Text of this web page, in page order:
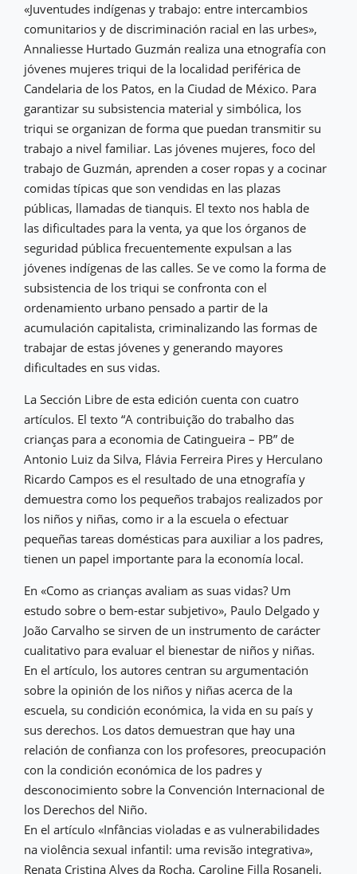
«Juventudes indígenas y trabajo: entre intercambios
comunitarios y de discriminación racial en las urbes»,
Annaliesse Hurtado Guzmán realiza una etnografía con
jóvenes mujeres triqui de la localidad periférica de
Candelaria de los Patos, en la Ciudad de México. Para
garantizar su subsistencia material y simbólica, los
triqui se organizan de forma que puedan transmitir su
trabajo a nivel familiar. Las jóvenes mujeres, foco del
trabajo de Guzmán, aprenden a coser ropas y a cocinar
comidas típicas que son vendidas en las plazas
públicas, llamadas de tianquis. El texto nos habla de
las dificultades para la venta, ya que los órganos de
seguridad pública frecuentemente expulsan a las
jóvenes indígenas de las calles. Se ve como la forma de
subsistencia de los triqui se confronta con el
ordenamiento urbano pensado a partir de la
acumulación capitalista, criminalizando las formas de
trabajar de estas jóvenes y generando mayores
dificultades en sus vidas.
La Sección Libre de esta edición cuenta con cuatro
artículos. El texto “A contribuição do trabalho das
crianças para a economia de Catingueira – PB” de
Antonio Luiz da Silva, Flávia Ferreira Pires y Herculano
Ricardo Campos es el resultado de una etnografía y
demuestra como los pequeños trabajos realizados por
los niños y niñas, como ir a la escuela o efectuar
pequeñas tareas domésticas para auxiliar a los padres,
tienen un papel importante para la economía local.
En «Como as crianças avaliam as suas vidas? Um
estudo sobre o bem-estar subjetivo», Paulo Delgado y
João Carvalho se sirven de un instrumento de carácter
cualitativo para evaluar el bienestar de niños y niñas.
En el artículo, los autores centran su argumentación
sobre la opinión de los niños y niñas acerca de la
escuela, su condición económica, la vida en su país y
sus derechos. Los datos demuestran que hay una
relación de confianza con los profesores, preocupación
con la condición económica de los padres y
desconocimiento sobre la Convención Internacional de
los Derechos del Niño.
En el artículo «Infâncias violadas e as vulnerabilidades
na violência sexual infantil: uma revisão integrativa»,
Renata Cristina Alves da Rocha, Caroline Filla Rosaneli,